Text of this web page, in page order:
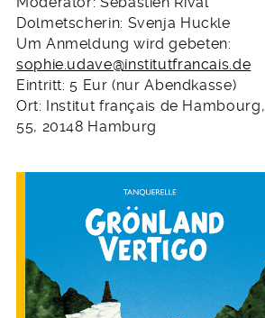
Dolmetscherin: Svenja Huckle
Um Anmeldung wird gebeten:
sophie.udave@institutfrancais.de
Eintritt: 5 Eur (nur Abendkasse)
Ort: Institut français de Hambourg,
55, 20148 Hamburg